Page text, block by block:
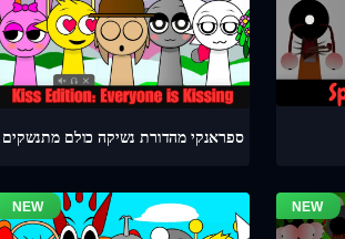
ספראנקי מהדורת נשיקה כולם מתנשקים